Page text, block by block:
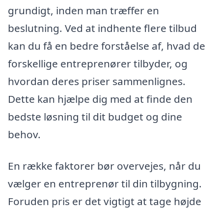
grundigt, inden man træffer en
beslutning. Ved at indhente flere tilbud
kan du få en bedre forståelse af, hvad de
forskellige entreprenører tilbyder, og
hvordan deres priser sammenlignes.
Dette kan hjælpe dig med at finde den
bedste løsning til dit budget og dine
behov.
En række faktorer bør overvejes, når du
vælger en entreprenør til din tilbygning.
Foruden pris er det vigtigt at tage højde